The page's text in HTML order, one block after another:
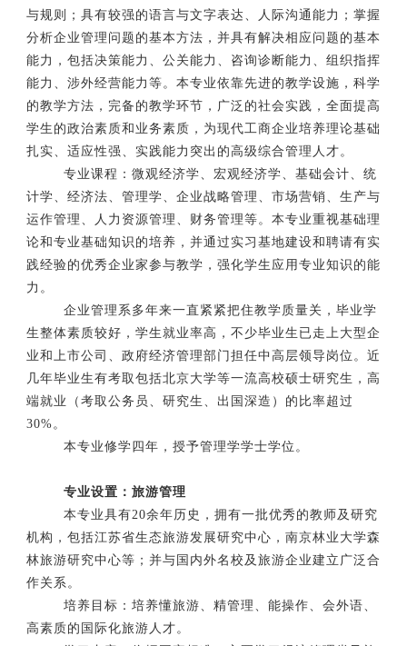
与规则；具有较强的语言与文字表达、人际沟通能力；掌握
分析企业管理问题的基本方法，并具有解决相应问题的基本
能力，包括决策能力、公关能力、咨询诊断能力、组织指挥
能力、涉外经营能力等。本专业依靠先进的教学设施，科学
的教学方法，完备的教学环节，广泛的社会实践，全面提高
学生的政治素质和业务素质，为现代工商企业培养理论基础
扎实、适应性强、实践能力突出的高级综合管理人才。
专业课程：微观经济学、宏观经济学、基础会计、统
计学、经济法、管理学、企业战略管理、市场营销、生产与
运作管理、人力资源管理、财务管理等。本专业重视基础理
论和专业基础知识的培养，并通过实习基地建设和聘请有实
践经验的优秀企业家参与教学，强化学生应用专业知识的能
力。
企业管理系多年来一直紧紧把住教学质量关，毕业学
生整体素质较好，学生就业率高，不少毕业生已走上大型企
业和上市公司、政府经济管理部门担任中高层领导岗位。近
几年毕业生有考取包括北京大学等一流高校硕士研究生，高
端就业（考取公务员、研究生、出国深造）的比率超过
30%。
本专业修学四年，授予管理学学士学位。
专业设置：旅游管理
本专业具有20余年历史，拥有一批优秀的教师及研究
机构，包括江苏省生态旅游发展研究中心，南京林业大学森
林旅游研究中心等；并与国内外名校及旅游企业建立广泛合
作关系。
培养目标： 培养懂旅游、精管理、能操作、会外语、
高素质的国际化旅游人才。